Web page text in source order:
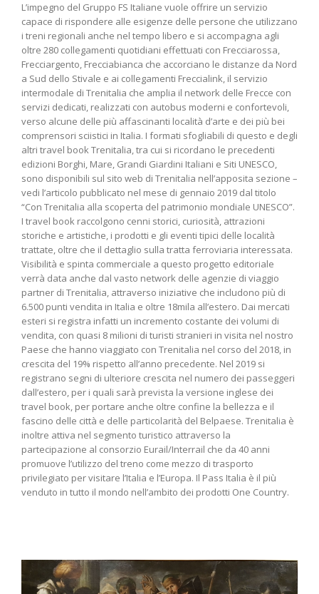
L’impegno del Gruppo FS Italiane vuole offrire un servizio
capace di rispondere alle esigenze delle persone che utilizzano
i treni regionali anche nel tempo libero e si accompagna agli
oltre 280 collegamenti quotidiani effettuati con Frecciarossa,
Frecciargento, Frecciabianca che accorciano le distanze da Nord
a Sud dello Stivale e ai collegamenti Freccialink, il servizio
intermodale di Trenitalia che amplia il network delle Frecce con
servizi dedicati, realizzati con autobus moderni e confortevoli,
verso alcune delle più affascinanti località d’arte e dei più bei
comprensori sciistici in Italia. I formati sfogliabili di questo e degli
altri travel book Trenitalia, tra cui si ricordano le precedenti
edizioni Borghi, Mare, Grandi Giardini Italiani e Siti UNESCO,
sono disponibili sul sito web di Trenitalia nell’apposita sezione –
vedi l’articolo pubblicato nel mese di gennaio 2019 dal titolo
“Con Trenitalia alla scoperta del patrimonio mondiale UNESCO”.
I travel book raccolgono cenni storici, curiosità, attrazioni
storiche e artistiche, i prodotti e gli eventi tipici delle località
trattate, oltre che il dettaglio sulla tratta ferroviaria interessata.
Visibilità e spinta commerciale a questo progetto editoriale
verrà data anche dal vasto network delle agenzie di viaggio
partner di Trenitalia, attraverso iniziative che includono più di
6.500 punti vendita in Italia e oltre 18mila all’estero. Dai mercati
esteri si registra infatti un incremento costante dei volumi di
vendita, con quasi 8 milioni di turisti stranieri in visita nel nostro
Paese che hanno viaggiato con Trenitalia nel corso del 2018, in
crescita del 19% rispetto all’anno precedente. Nel 2019 si
registrano segni di ulteriore crescita nel numero dei passeggeri
dall’estero, per i quali sarà prevista la versione inglese dei
travel book, per portare anche oltre confine la bellezza e il
fascino delle città e delle particolarità del Belpaese. Trenitalia è
inoltre attiva nel segmento turistico attraverso la
partecipazione al consorzio Eurail/Interrail che da 40 anni
promuove l’utilizzo del treno come mezzo di trasporto
privilegiato per visitare l’Italia e l’Europa. Il Pass Italia è il più
venduto in tutto il mondo nell’ambito dei prodotti One Country.